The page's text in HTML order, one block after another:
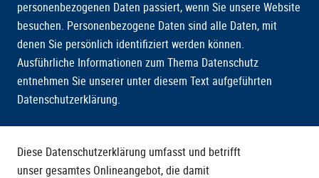
personenbezogenen Daten passiert, wenn Sie unsere Website
besuchen. Personenbezogene Daten sind alle Daten, mit
denen Sie persönlich identifiziert werden können.
Ausführliche Informationen zum Thema Datenschutz
entnehmen Sie unserer unter diesem Text aufgeführten
Datenschutzerklärung.
Diese Datenschutzerklärung umfasst und betrifft
unser gesamtes Onlineangebot, die damit